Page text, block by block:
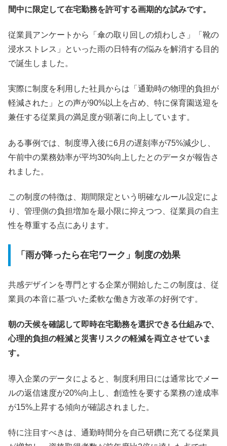
間中に限定して在宅勤務を許可する画期的な試みです。
従業員アンケートから「傘の取り回しの煩わしさ」「靴の
浸水ストレス」といった雨の日特有の悩みを解消する目的
で誕生しました。
実際に制度を利用した社員からは「通勤時の物理的負担が
軽減された」との声が90%以上を占め、特に保育園送迎を
兼任する従業員の満足度が顕著に向上しています。
ある事例では、制度導入後に6月の遅刻率が75%減少し、
午前中の業務効率が平均30%向上したとのデータが報告さ
れました。
この制度の特徴は、期間限定という明確なルール設定によ
り、管理側の負担増加を最小限に抑えつつ、従業員の自主
性を尊重する点にあります。
「雨が降ったら在宅ワーク」制度の効果
共感デザインを専門とする企業が開始したこの制度は、従
業員の本音に基づいた柔軟な働き方改革の好例です。
朝の天候を確認して即時在宅勤務を選択できる仕組みで、
心理的負担の軽減と災害リスクの軽減を両立させていま
す。
導入企業のデータによると、制度利用日には通常比でメー
ルの返信速度が20%向上し、創造性を要する業務の達成率
が15%上昇する傾向が確認されました。
特に注目すべきは、通勤時間分を自己研鑽に充てる従業員